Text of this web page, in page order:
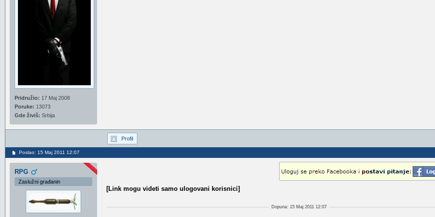
Pridružio: 17 Maj 2008
Poruke: 13073
Gde živiš: Srbija
Profil
Poslao: 15 Maj 2011 12:07
RPG
Zaslužni građanin
[Link mogu videti samo ulogovani korisnici]
Dopuna: 15 Maj 2011 12:07